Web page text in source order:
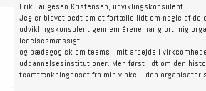
Erik Laugesen Kristensen, udviklingskonsulent
Jeg er blevet bedt om at fortælle lidt om nogle af de
udviklingskonsulent gennem årene har gjort mig
ledelsesmæssigt
og pædagogisk om teams i mit arbejde i
uddannelsesinstitutioner. Men først lidt om den
teamtænkningenset fra min vinkel - den